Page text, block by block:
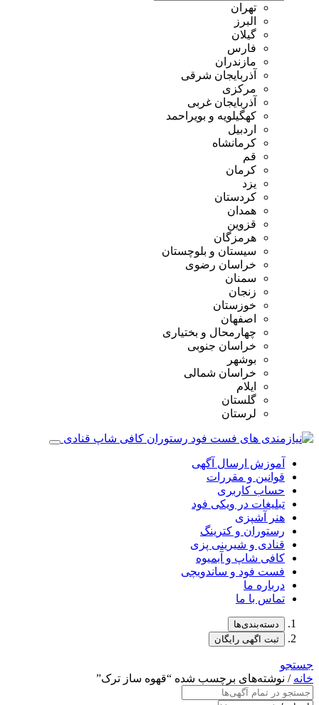
تهران
البرز
گیلان
فارس
مازندران
آذربایجان شرقی
مرکزی
آذربایجان غربی
کهگیلویه و بویراحمد
اردبیل
کرمانشاه
قم
کرمان
یزد
کردستان
همدان
قزوین
هرمزگان
سیستان و بلوچستان
خراسان رضوی
سمنان
زنجان
خوزستان
اصفهان
چهارمحال و بختیاری
خراسان جنوبی
بوشهر
خراسان شمالی
ایلام
گلستان
لرستان
آموزش ارسال آگهی
قوانین و مقررات
حساب کاربری
تبلیغات در ویکی فود
هنر آشپزی
رستوران و کترینگ
قنادی و شیرینی پزی
کافی شاپ و آبمیوه
فست فود و ساندویچی
درباره ما
تماس با ما
دسته‌بندی‌ها
ثبت اگهی رایگان
جستجو
خانه / نوشته‌های برچسب شده “قهوه‌ ساز ترک”